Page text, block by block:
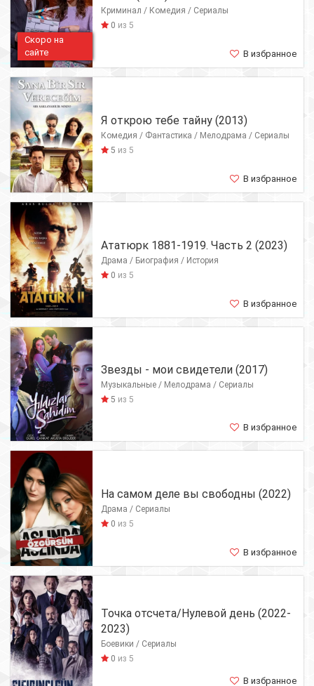
Скоро на
сайте
Криминал / Комедия / Сериалы
0 из 5
В избранное
Я открою тебе тайну (2013)
Комедия / Фантастика / Мелодрама / Сериалы
5 из 5
В избранное
Ататюрк 1881-1919. Часть 2 (2023)
Драма / Биография / История
0 из 5
В избранное
Звезды - мои свидетели (2017)
Музыкальные / Мелодрама / Сериалы
5 из 5
В избранное
На самом деле вы свободны (2022)
Драма / Сериалы
0 из 5
В избранное
Точка отсчета/Нулевой день (2022-
2023)
Боевики / Сериалы
0 из 5
В избранное